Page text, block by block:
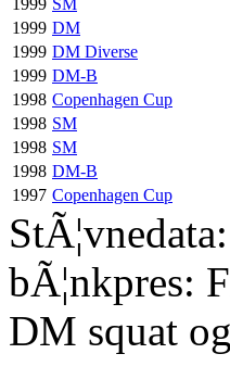
1999 SM
1999 DM
1999 DM Diverse
1999 DM-B
1998 Copenhagen Cup
1998 SM
1998 SM
1998 DM-B
1997 Copenhagen Cup
bÃ¦nkpres:
DM squat